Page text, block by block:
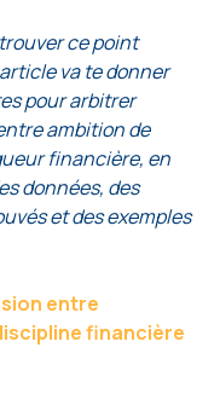
ce point
va te donner
pour arbitrer
ambition de
financière, en
données, des
et des exemples
entre
financière